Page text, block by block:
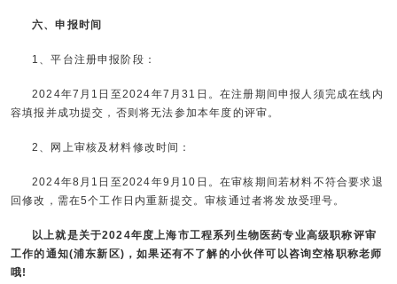
六、申报时间
1、平台注册申报阶段：
2024年7月1日至2024年7月31日。在注册期间申报人须完成在线内
容填报并成功提交，否则将无法参加本年度的评审。
2、网上审核及材料修改时间：
2024年8月1日至2024年9月10日。在审核期间若材料不符合要求退
回修改，需在5个工作日内重新提交。审核通过者将发放受理号。
以上就是关于2024年度上海市工程系列生物医药专业高级职称评审
工作的通知(浦东新区)，如果还有不了解的小伙伴可以咨询空格职称老师
哦!